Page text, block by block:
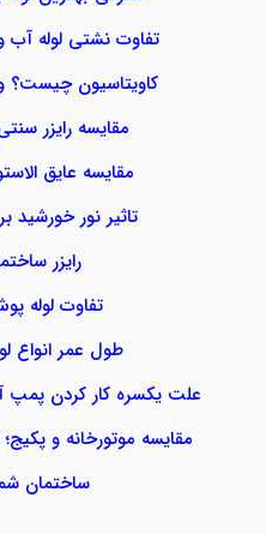
تفاوت نشتی لوله آب
کاویتاسیون چیست؟
مقایسه رایزر
مقایسه عایق
تاثیر نور خورشید
رایزر
تفاوت لوله
طول عمر انواع
علت یکسره کار کردن پمپ
مقایسه موتورخانه و
ساختمان